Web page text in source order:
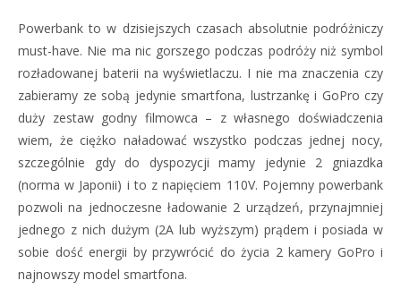
Powerbank to w dzisiejszych czasach absolutnie podróżniczy
must-have. Nie ma nic gorszego podczas podróży niż symbol
rozładowanej baterii na wyświetlaczu. I nie ma znaczenia czy
zabieramy ze sobą jedynie smartfona, lustrzankę i GoPro czy
duży zestaw godny filmowca – z własnego doświadczenia
wiem, że ciężko naładować wszystko podczas jednej nocy,
szczególnie gdy do dyspozycji mamy jedynie 2 gniazdka
(norma w Japonii) i to z napięciem 110V. Pojemny powerbank
pozwoli na jednoczesne ładowanie 2 urządzeń, przynajmniej
jednego z nich dużym (2A lub wyższym) prądem i posiada w
sobie dość energii by przywrócić do życia 2 kamery GoPro i
najnowszy model smartfona.